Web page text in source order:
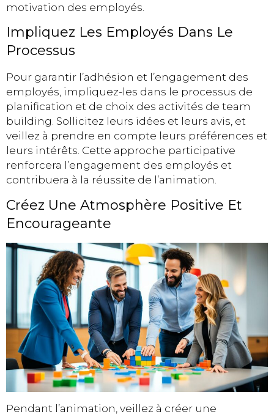
motivation des employés.
Impliquez Les Employés Dans Le
Processus
Pour garantir l’adhésion et l’engagement des
employés, impliquez-les dans le processus de
planification et de choix des activités de team
building. Sollicitez leurs idées et leurs avis, et
veillez à prendre en compte leurs préférences et
leurs intérêts. Cette approche participative
renforcera l’engagement des employés et
contribuera à la réussite de l’animation.
Créez Une Atmosphère Positive Et
Encourageante
Pendant l’animation, veillez à créer une